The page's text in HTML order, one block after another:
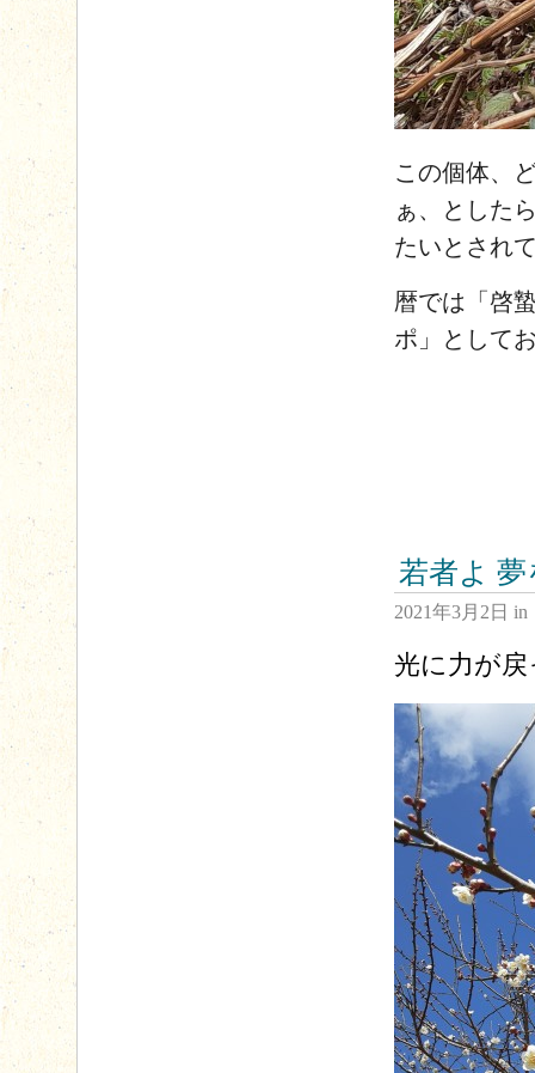
この個体、
ぁ、とした
たいとされ
暦では「啓
ポ」として
若者よ
2021年3月2日 in
光に力が